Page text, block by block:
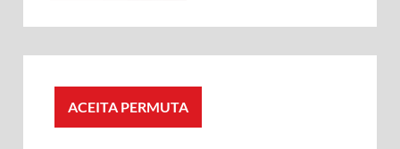
ACEITA PERMUTA